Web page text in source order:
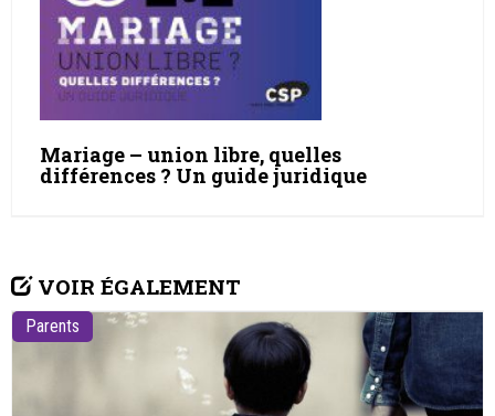
Mariage – union libre, quelles
différences ? Un guide juridique
VOIR ÉGALEMENT
Parents